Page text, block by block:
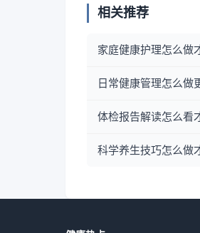
相关推荐
家庭健康护理怎么做
日常健康管理怎么做
体检报告解读怎么看
科学养生技巧怎么做